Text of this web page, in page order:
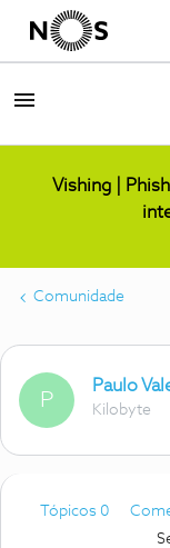
Vishing |
Comunidade
P
Paulo
Kilobyte
Tópicos 0